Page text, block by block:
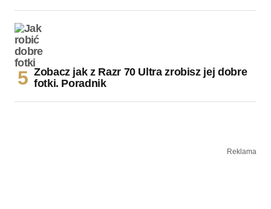
Zobacz jak z Razr 70 Ultra zrobisz jej dobre
fotki. Poradnik
Reklama